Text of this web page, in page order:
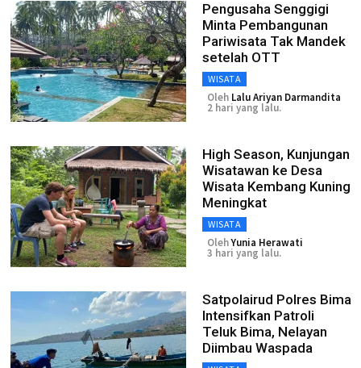
Pengusaha Senggigi
Minta Pembangunan
Pariwisata Tak Mandek
setelah OTT
WISATA
Oleh Lalu Ariyan Darmandita
2 hari yang lalu.
High Season, Kunjungan
Wisatawan ke Desa
Wisata Kembang Kuning
Meningkat
WISATA
OlehYunia Herawati
3 hari yang lalu.
Satpolairud Polres Bima
Intensifkan Patroli
Teluk Bima, Nelayan
Diimbau Waspada